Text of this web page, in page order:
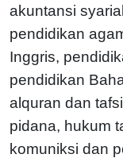
akuntansi
pendidikan
Inggris,
pendidikan
alquran dan
pidana, hukum
komuniksi dan